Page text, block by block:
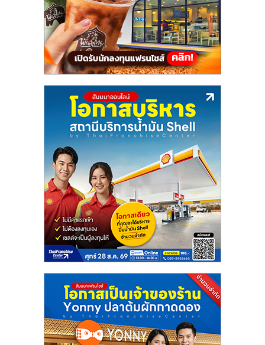
ไชส์,
รวม
ไชส์
ขาย
แฟ
แฟ